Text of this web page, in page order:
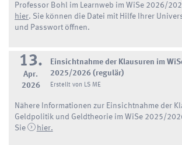
Professor Bohl im Learnweb im WiSe 2026/
hier. Sie können die Datei mit Hilfe Ihrer
und Passwort öffnen.
13.
Apr.
2026
Einsichtnahme der Klausuren im
2025/2026 (regulär)
Erstellt von LS ME
Nähere Informationen zur Einsichtnahme der
Geldpolitik und Geldtheorie im WiSe 2025/
Sie
hier.